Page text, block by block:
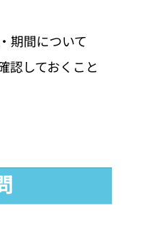
期間について
認しておくこと